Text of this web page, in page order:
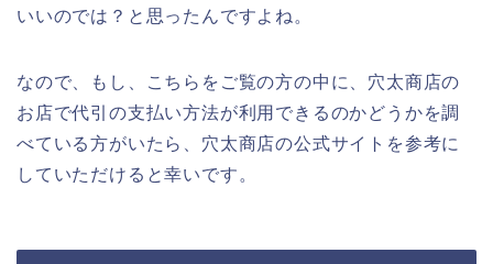
いいのでは？と思ったんですよね。
なので、もし、こちらをご覧の方の中に、穴太商店の
お店で代引の支払い方法が利用できるのかどうかを調
べている方がいたら、穴太商店の公式サイトを参考に
していただけると幸いです。